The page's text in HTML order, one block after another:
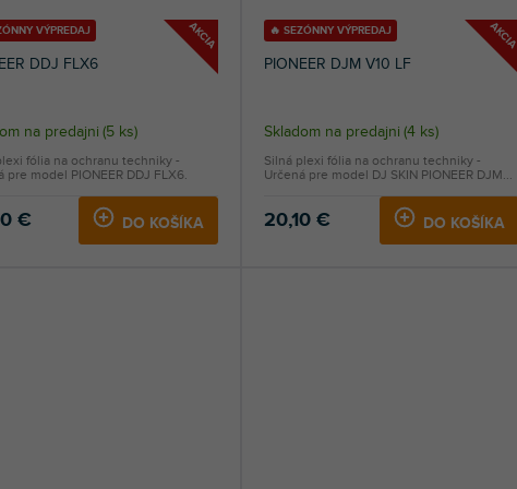
AKCIA
VÝPREDAJ
DDJ FLX6
na predajni (5 ks)
€ DO KOŠÍKA
fólia na ochranu techniky -
pre model PIONEER DDJ FLX6.
AKCIA
🔥 SEZÓNNY VÝPREDAJ
PIONEER DJM V10 LF
Skladom na predajni (4 ks)
20,10 € DO KOŠÍKA
Silná plexi fólia na ochranu techniky -
Určená pre model DJ SKIN PIONEER DJM...